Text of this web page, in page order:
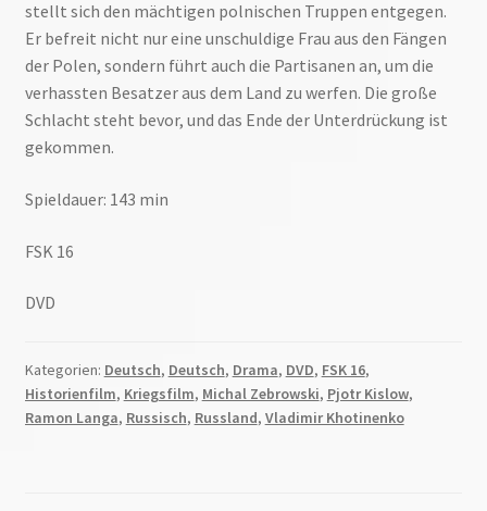
stellt sich den mächtigen polnischen Truppen entgegen.
Er befreit nicht nur eine unschuldige Frau aus den Fängen
der Polen, sondern führt auch die Partisanen an, um die
verhassten Besatzer aus dem Land zu werfen. Die große
Schlacht steht bevor, und das Ende der Unterdrückung ist
gekommen.
Spieldauer: 143 min
FSK 16
DVD
Kategorien: Deutsch, Deutsch, Drama, DVD, FSK 16,
Historienfilm, Kriegsfilm, Michal Zebrowski, Pjotr Kislow,
Ramon Langa, Russisch, Russland, Vladimir Khotinenko